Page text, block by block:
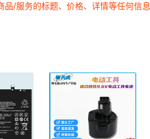
/服务的标题、价格、详情等任何